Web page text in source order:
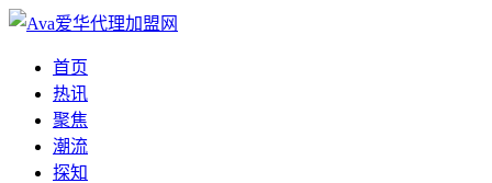
首页
热讯
聚焦
潮流
探知